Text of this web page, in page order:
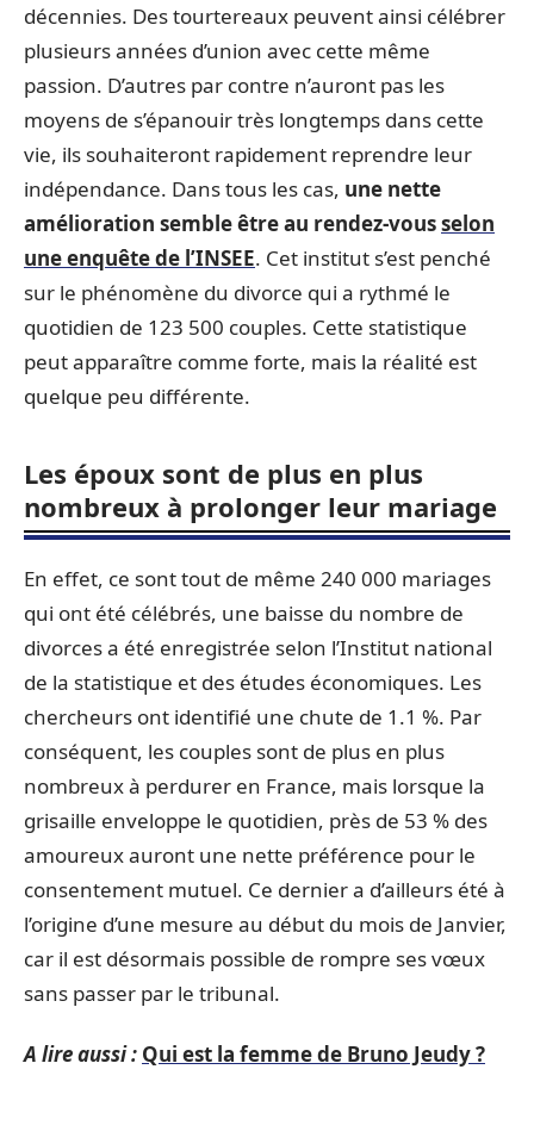
décennies. Des tourtereaux peuvent ainsi célébrer
plusieurs années d’union avec cette même
passion. D’autres par contre n’auront pas les
moyens de s’épanouir très longtemps dans cette
vie, ils souhaiteront rapidement reprendre leur
indépendance. Dans tous les cas, une nette
amélioration semble être au rendez-vousselon
une enquête de l’INSEE. Cet institut s’est penché
sur le phénomène du divorce qui a rythmé le
quotidien de 123 500 couples. Cette statistique
peut apparaître comme forte, mais la réalité est
quelque peu différente.
Les époux sont de plus en plus
nombreux à prolonger leur mariage
En effet, ce sont tout de même 240 000 mariages
qui ont été célébrés, une baisse du nombre de
divorces a été enregistrée selon l’Institut national
de la statistique et des études économiques. Les
chercheurs ont identifié une chute de 1.1 %. Par
conséquent, les couples sont de plus en plus
nombreux à perdurer en France, mais lorsque la
grisaille enveloppe le quotidien, près de 53 % des
amoureux auront une nette préférence pour le
consentement mutuel. Ce dernier a d’ailleurs été à
l’origine d’une mesure au début du mois de Janvier,
car il est désormais possible de rompre ses vœux
sans passer par le tribunal.
A lire aussi : Qui est la femme de Bruno Jeudy ?